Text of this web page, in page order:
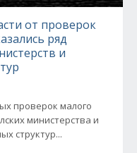
от проверок
ряд
и
проверок малого
министерства и
структур...